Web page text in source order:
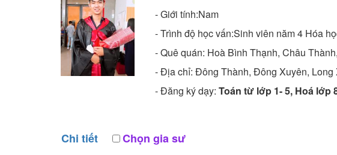
- Giới tính:Nam
- Trình độ học vấn:Sinh viên năm 4 Hóa
- Quê quán: Hoà Bình Thạnh, Châu
- Địa chỉ:Đông Thành, Đông Xuyên, Long
- Đăng ký dạy:Toán từ lớp 1- 5, Hoá lớp
Chi tiết Chọn gia sư